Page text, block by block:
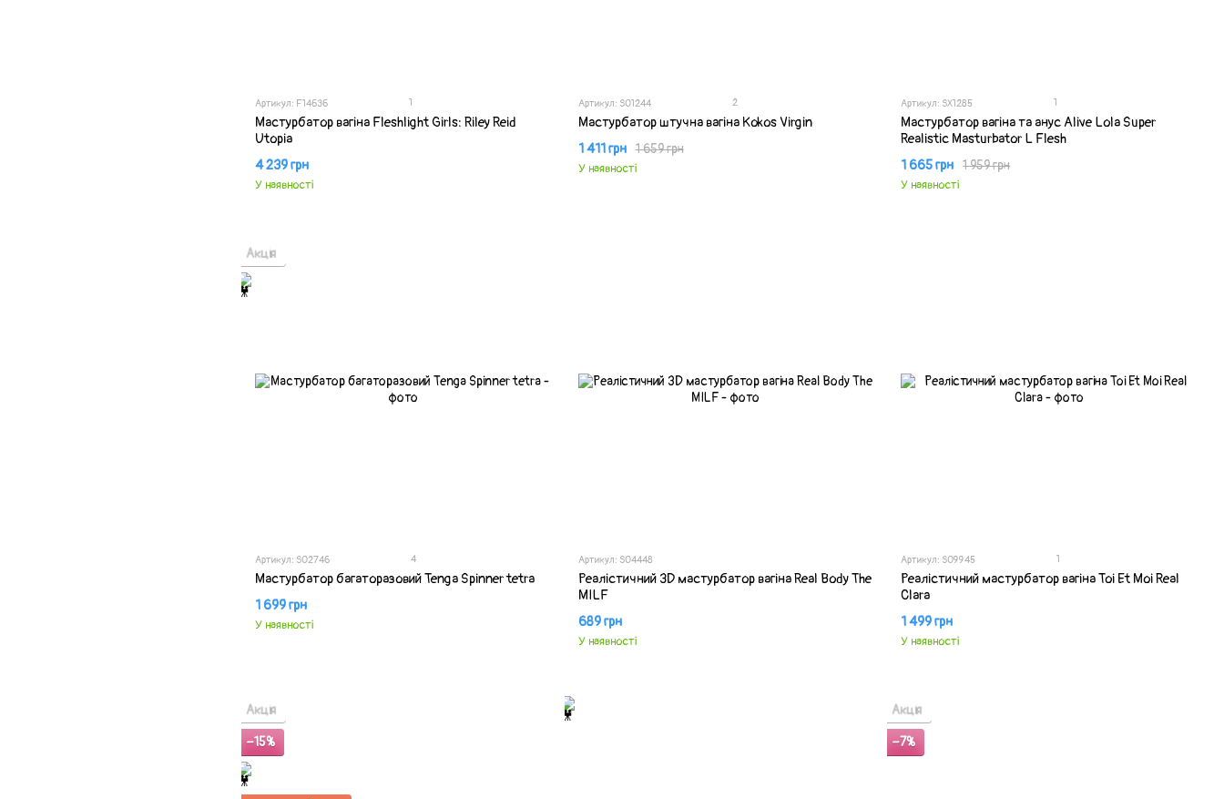
Артикул: F14636 1
Мастурбатор вагіна Fleshlight Girls: Riley Reid
Utopia
4 239 грн
У наявності
Артикул: SO1244 2
Мастурбатор штучна вагіна Kokos Virgin
1 659 грн
1 411 грн
У наявності
Артикул: SX1285 1
Мастурбатор вагіна та анус Alive Lola Super
Realistic Masturbator L Flesh
1 959 грн
1 665 грн
У наявності
Акція
Артикул: SO2746 4
Мастурбатор багаторазовий Tenga Spinner tetra
1 699 грн
У наявності
Артикул: SO4448
Реалістичний 3D мастурбатор вагіна Real Body The
MILF
689 грн
У наявності
Артикул: SO9945 1
Реалістичний мастурбатор вагіна Toi Et Moi Real
Clara
1 499 грн
У наявності
Акція
−15%
Акція
−7%